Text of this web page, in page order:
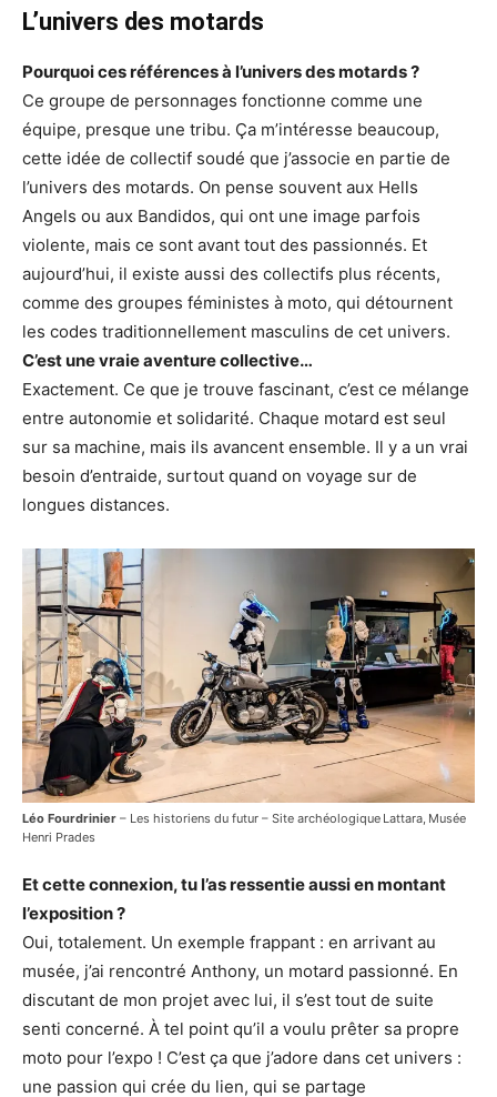
L’univers des motards
Pourquoi ces références à l’univers des motards ?
Ce groupe de personnages fonctionne comme une
équipe, presque une tribu. Ça m’intéresse beaucoup,
cette idée de collectif soudé que j’associe en partie de
l’univers des motards. On pense souvent aux Hells
Angels ou aux Bandidos, qui ont une image parfois
violente, mais ce sont avant tout des passionnés. Et
aujourd’hui, il existe aussi des collectifs plus récents,
comme des groupes féministes à moto, qui détournent
les codes traditionnellement masculins de cet univers.
C’est une vraie aventure collective…
Exactement. Ce que je trouve fascinant, c’est ce mélange
entre autonomie et solidarité. Chaque motard est seul
sur sa machine, mais ils avancent ensemble. Il y a un vrai
besoin d’entraide, surtout quand on voyage sur de
longues distances.
Léo Fourdrinier – Les historiens du futur – Site archéologique Lattara, Musée
Henri Prades
Et cette connexion, tu l’as ressentie aussi en montant
l’exposition ?
Oui, totalement. Un exemple frappant : en arrivant au
musée, j’ai rencontré Anthony, un motard passionné. En
discutant de mon projet avec lui, il s’est tout de suite
senti concerné. À tel point qu’il a voulu prêter sa propre
moto pour l’expo ! C’est ça que j’adore dans cet univers :
une passion qui crée du lien, qui se partage